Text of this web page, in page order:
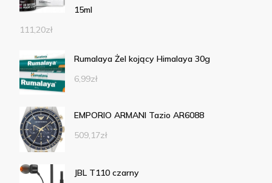
15ml
111,20zł
Rumalaya Żel kojący Himalaya 30g
6,99zł
EMPORIO ARMANI Tazio AR6088
509,17zł
JBL T110 czarny